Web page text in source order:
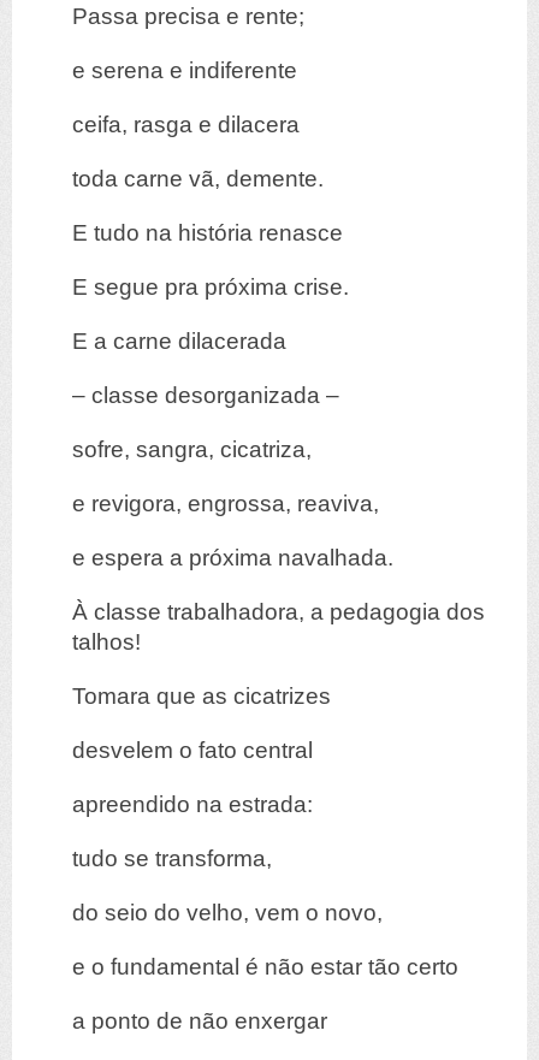
Passa precisa e rente;
e serena e indiferente
ceifa, rasga e dilacera
toda carne vã, demente.
E tudo na história renasce
E segue pra próxima crise.
E a carne dilacerada
– classe desorganizada –
sofre, sangra, cicatriza,
e revigora, engrossa, reaviva,
e espera a próxima navalhada.
À classe trabalhadora, a pedagogia dos
talhos!
Tomara que as cicatrizes
desvelem o fato central
apreendido na estrada:
tudo se transforma,
do seio do velho, vem o novo,
e o fundamental é não estar tão certo
a ponto de não enxergar